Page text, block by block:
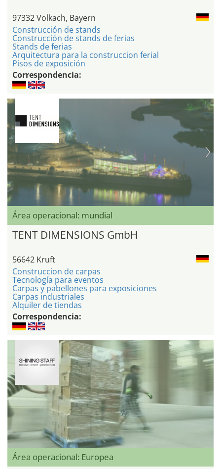
97332 Volkach, Bayern
Construcción de stands
Construcción de stands de ferias
Stands de ferias
Arquitectura para la construccion ferial
Pisos de exposición
Correspondencia:
Área operacional: mundial
TENT DIMENSIONS GmbH
56642 Kruft
Construccion de carpas
Tecnología para eventos
Carpas y pabellones para exposiciones
Carpas industriales
Alquiler de tiendas
Correspondencia:
Área operacional: Europea